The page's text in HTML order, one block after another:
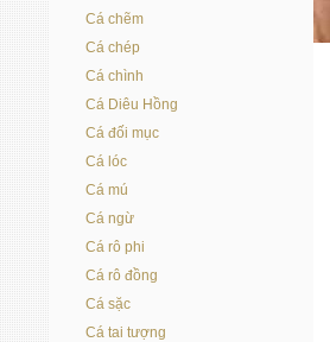
Cá chẽm
Cá chép
Cá chình
Cá Diêu Hồng
Cá đối mục
Cá lóc
Cá mú
Cá ngừ
Cá rô phi
Cá rô đồng
Cá sặc
Cá tai tượng